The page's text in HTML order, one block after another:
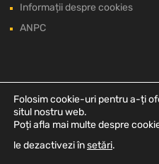
Informații despre cookies
ANPC
Folosim cookie-uri pentru a-ți
situl nostru web.
Poți afla mai multe despre
le dezactivezi însetări.